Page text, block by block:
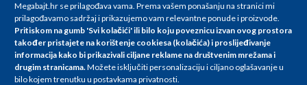
Megabajt.hr se prilagođava vama. Prema vašem ponašanju na stranici mi
prilagođavamo sadržaj i prikazujemo vam relevantne ponude i proizvode.
Pritiskom na gumb 'Svi kolačići' ili bilo koju poveznicu izvan ovog prostora
također pristajete na korištenje cookiesa (kolačića) i proslijeđivanje
informacija kako bi prikazivali ciljane reklame na društvenim mrežama i
drugim stranicama.Možete isključiti personalizaciju i ciljano oglašavanje u
bilo kojem trenutku u postavkama privatnosti.
Za artikle kojih trenutno nema u ponudi obratite nam se na
info@megabajt.hr. Sve cijene su informativnog karaktera i podložne su
promjenama, a
iskazane su za avansno plaćanje(gotovina) u Eurima i uključuju PDV. Sve